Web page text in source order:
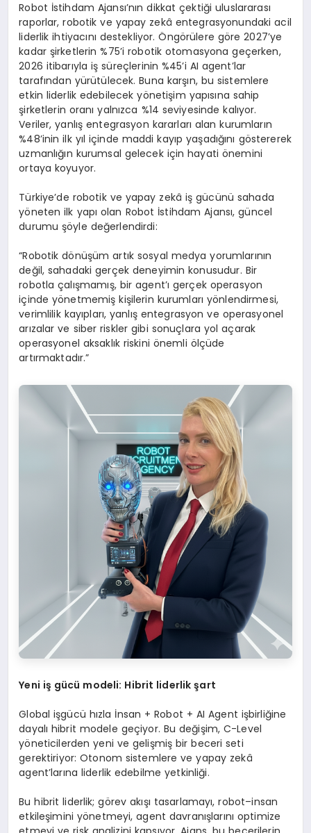
Robot İstihdam Ajansı’nın dikkat çektiği uluslararası
raporlar, robotik ve yapay zekâ entegrasyonundaki acil
liderlik ihtiyacını destekliyor. Öngörülere göre 2027’ye
kadar şirketlerin %75’i robotik otomasyona geçerken,
2026 itibarıyla iş süreçlerinin %45’i AI agent’lar
tarafından yürütülecek. Buna karşın, bu sistemlere
etkin liderlik edebilecek yönetişim yapısına sahip
şirketlerin oranı yalnızca %14 seviyesinde kalıyor.
Veriler, yanlış entegrasyon kararları alan kurumların
%48’inin ilk yıl içinde maddi kayıp yaşadığını göstererek
uzmanlığın kurumsal gelecek için hayati önemini
ortaya koyuyor.
Türkiye’de robotik ve yapay zekâ iş gücünü sahada
yöneten ilk yapı olan Robot İstihdam Ajansı, güncel
durumu şöyle değerlendirdi:
“Robotik dönüşüm artık sosyal medya yorumlarının
değil, sahadaki gerçek deneyimin konusudur. Bir
robotla çalışmamış, bir agent’ı gerçek operasyon
içinde yönetmemiş kişilerin kurumları yönlendirmesi,
verimlilik kayıpları, yanlış entegrasyon ve operasyonel
arızalar ve siber riskler gibi sonuçlara yol açarak
operasyonel aksaklık riskini önemli ölçüde
artırmaktadır.”
Yeni iş gücü modeli: Hibrit liderlik şart
Global işgücü hızla İnsan + Robot + AI Agent işbirliğine
dayalı hibrit modele geçiyor. Bu değişim, C-Level
yöneticilerden yeni ve gelişmiş bir beceri seti
gerektiriyor: Otonom sistemlere ve yapay zekâ
agent’larına liderlik edebilme yetkinliği.
Bu hibrit liderlik; görev akışı tasarlamayı, robot–insan
etkileşimini yönetmeyi, agent davranışlarını optimize